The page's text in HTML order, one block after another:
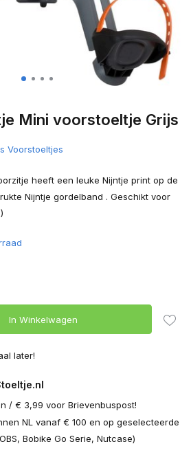
Mini voorstoeltje Grijs
Voorstoeltjes
heeft een leuke Nijntje print op de
Nijntje gordelband . Geschikt voor
In Winkelwagen
later!
/ € 3,99 voor Brievenbuspost!
NL vanaf € 100 en op geselecteerde
Bobike Go Serie, Nutcase)